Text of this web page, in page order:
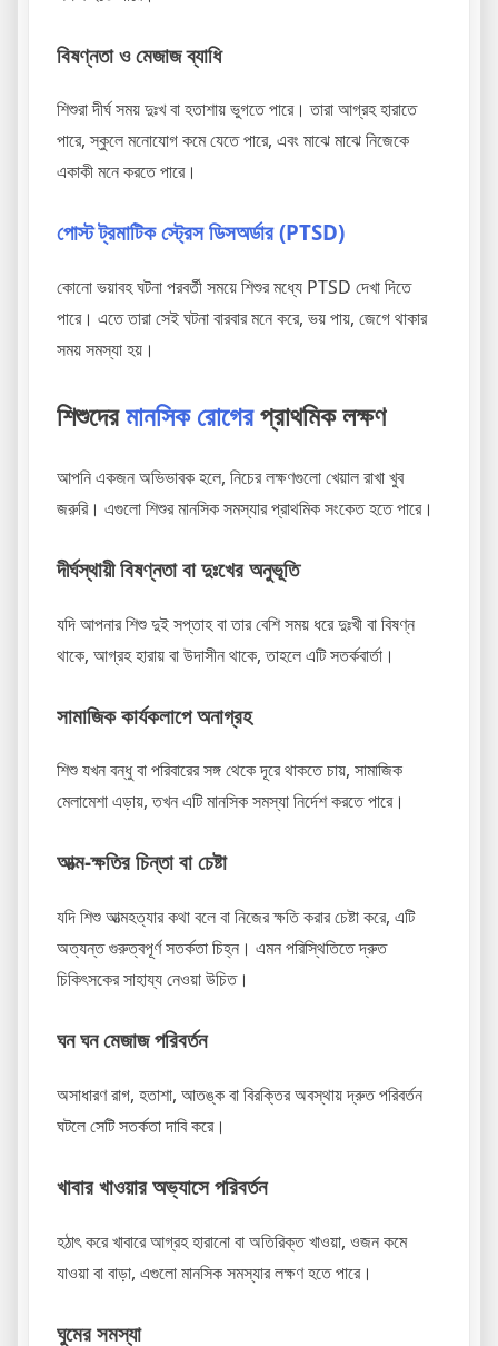
বিষণ্নতা ও মেজাজ ব্যাধি
শিশুরা দীর্ঘ সময় দুঃখ বা হতাশায় ভুগতে পারে। তারা আগ্রহ হারাতে
পারে, স্কুলে মনোযোগ কমে যেতে পারে, এবং মাঝে মাঝে নিজেকে
একাকী মনে করতে পারে।
পোস্ট ট্রমাটিক স্ট্রেস ডিসঅর্ডার (PTSD)
কোনো ভয়াবহ ঘটনা পরবর্তী সময়ে শিশুর মধ্যে PTSD দেখা দিতে
পারে। এতে তারা সেই ঘটনা বারবার মনে করে, ভয় পায়, জেগে থাকার
সময় সমস্যা হয়।
শিশুদেরমানসিক রোগেরপ্রাথমিক লক্ষণ
আপনি একজন অভিভাবক হলে, নিচের লক্ষণগুলো খেয়াল রাখা খুব
জরুরি। এগুলো শিশুর মানসিক সমস্যার প্রাথমিক সংকেত হতে পারে।
দীর্ঘস্থায়ী বিষণ্নতা বা দুঃখের অনুভূতি
যদি আপনার শিশু দুই সপ্তাহ বা তার বেশি সময় ধরে দুঃখী বা বিষণ্ন
থাকে, আগ্রহ হারায় বা উদাসীন থাকে, তাহলে এটি সতর্কবার্তা।
সামাজিক কার্যকলাপে অনাগ্রহ
শিশু যখন বন্ধু বা পরিবারের সঙ্গ থেকে দূরে থাকতে চায়, সামাজিক
মেলামেশা এড়ায়, তখন এটি মানসিক সমস্যা নির্দেশ করতে পারে।
আত্ম-ক্ষতির চিন্তা বা চেষ্টা
যদি শিশু আত্মহত্যার কথা বলে বা নিজের ক্ষতি করার চেষ্টা করে, এটি
অত্যন্ত গুরুত্বপূর্ণ সতর্কতা চিহ্ন। এমন পরিস্থিতিতে দ্রুত
চিকিৎসকের সাহায্য নেওয়া উচিত।
ঘন ঘন মেজাজ পরিবর্তন
অসাধারণ রাগ, হতাশা, আতঙ্ক বা বিরক্তির অবস্থায় দ্রুত পরিবর্তন
ঘটলে সেটি সতর্কতা দাবি করে।
খাবার খাওয়ার অভ্যাসে পরিবর্তন
হঠাৎ করে খাবারে আগ্রহ হারানো বা অতিরিক্ত খাওয়া, ওজন কমে
যাওয়া বা বাড়া, এগুলো মানসিক সমস্যার লক্ষণ হতে পারে।
ঘুমের সমস্যা